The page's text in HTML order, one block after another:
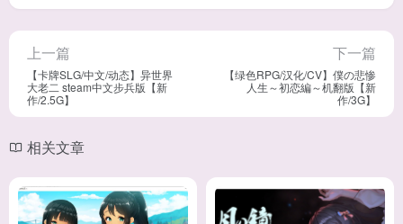
上一篇
【卡牌SLG/中文/动态】异世界
大老二 steam中文步兵版【新
作/2.5G】
下一篇
【绿色RPG/汉化/CV】僕の悲惨
人生～初恋編～机翻版【新
作/3G】
相关文章